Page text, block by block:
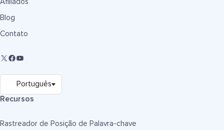
Afiliados
Blog
Contato
Recursos
Rastreador de Posição de Palavra-chave